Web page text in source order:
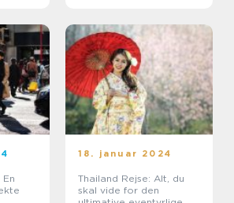
18. januar 2024
Thailand Rejse: Alt, du
skal vide for den